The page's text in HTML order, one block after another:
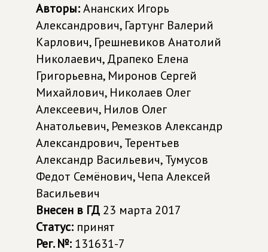
Авторы:Ананских Игорь
Александрович, Гартунг Валерий
Карлович, Грешневиков Анатолий
Николаевич, Драпеко Елена
Григорьевна, Миронов Сергей
Михайлович, Николаев Олег
Алексеевич, Нилов Олег
Анатольевич, Ремезков Александр
Александрович, Терентьев
Александр Васильевич, Тумусов
Федот Семёнович, Чепа Алексей
Васильевич
Внесен в ГД 23 марта 2017
Статус: принят
Рег. №: 131631-7